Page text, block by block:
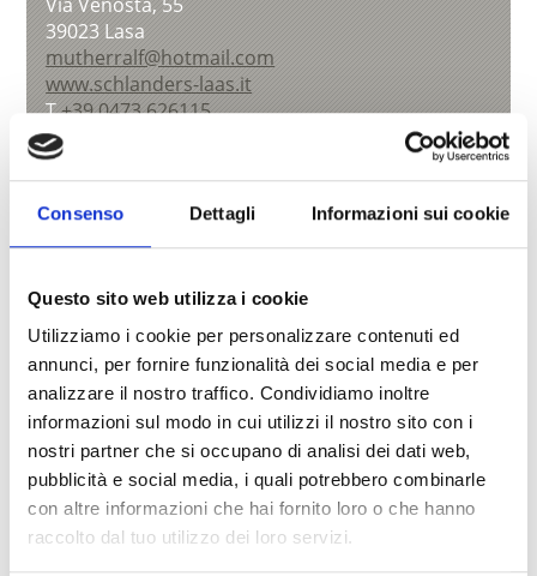
Consenso Dettagli Informazioni sui cookie
Questo sito web utilizza i cookie
Utilizziamo i cookie per personalizzare contenuti ed
annunci, per fornire funzionalità dei social media e per
analizzare il nostro traffico. Condividiamo inoltre
informazioni sul modo in cui utilizzi il nostro sito con i
nostri partner che si occupano di analisi dei dati web,
pubblicità e social media, i quali potrebbero combinarle
con altre informazioni che hai fornito loro o che hanno
raccolto dal tuo utilizzo dei loro servizi.
39023 Lasa
mutherralf@hotmail.com
www.schlanders-laas.it
T+39 0473 626115
torna alla lista
IL CONTENUTO VI È STATO UTILE?
Sì
No
Altri link interessanti